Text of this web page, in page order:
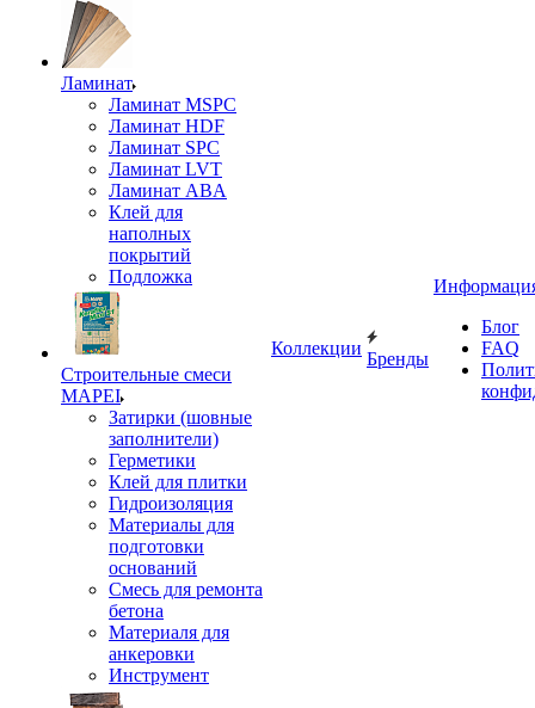
Ламинат
Ламинат MSPC
Ламинат HDF
Ламинат SPC
Ламинат LVT
Ламинат ABA
Клей для
наполных
покрытий
Подложка
Строительные смеси
MAPEI
Затирки (шовные
заполнители)
Герметики
Клей для плитки
Гидроизоляция
Материалы для
подготовки
оснований
Смесь для ремонта
бетона
Материаля для
анкеровки
Инструмент
Коллекции
Бренды
Блог
FAQ